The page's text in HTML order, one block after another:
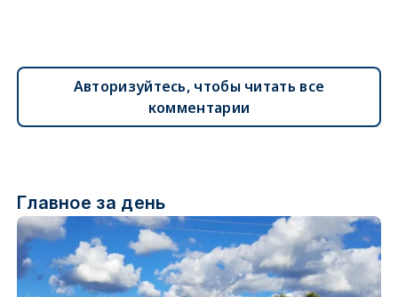
Авторизуйтесь, чтобы читать все
комментарии
Главное за день